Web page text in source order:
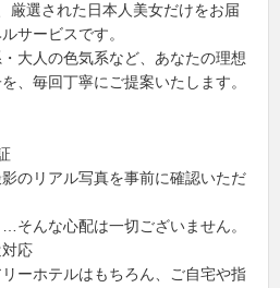
厳選された日本人美女だけをお届
サービスです。
大人の色気系など、あなたの理想
、毎回丁寧にご提案いたします。
のリアル写真を事前に確認いただ
そんな心配は一切ございません。
応
ーホテルはもちろん、ご自宅や指